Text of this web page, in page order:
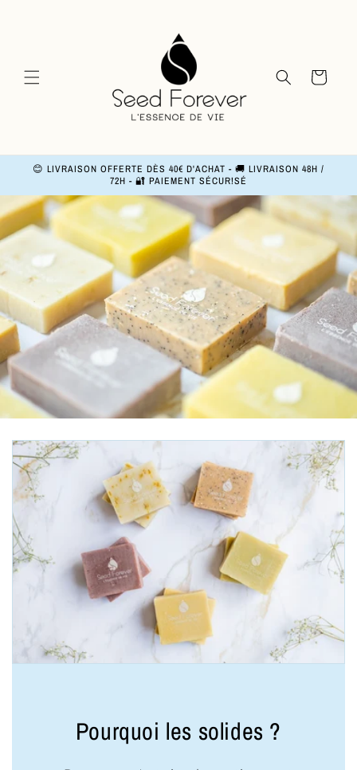
Basket
😊 LIVRAISON OFFERTE DÈS 40€ D'ACHAT - 🚚 LIVRAISON 48H /
72H - 🔐 PAIEMENT SÉCUR!SÉ
Pourquoi les solides ?